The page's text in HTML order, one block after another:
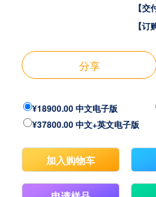
【交
【订
分享
¥18900.00 中文电子版
¥37800.00 中文+英文电子版
加入购物车